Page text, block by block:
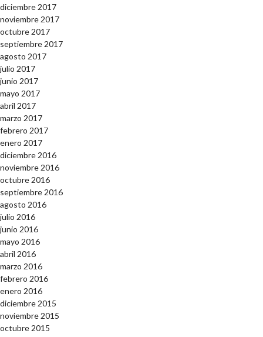
diciembre 2017
noviembre 2017
octubre 2017
septiembre 2017
agosto 2017
julio 2017
junio 2017
mayo 2017
abril 2017
marzo 2017
febrero 2017
enero 2017
diciembre 2016
noviembre 2016
octubre 2016
septiembre 2016
agosto 2016
julio 2016
junio 2016
mayo 2016
abril 2016
marzo 2016
febrero 2016
enero 2016
diciembre 2015
noviembre 2015
octubre 2015